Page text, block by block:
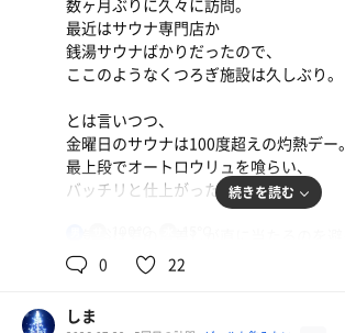
開店と同時に来たが、
っという間に時間が過ぎ去っていく。
数ヶ月ぶりに久々に訪問。
最近はサウナ専門店か
銭湯サウナばかりだったので、
ここのようなくつろぎ施設は久しぶり。
とは言いつつ、
金曜日のサウナは100度超えの灼熱デー。
最上段でオートロウリュを喰らい、
バッチリと仕上がった。
日陰にあるベンチが定位置。
屋上ということもあり気持ちの良い風が
肌を撫でてくれてこれまた最高。
続きを読む
0 22
しま